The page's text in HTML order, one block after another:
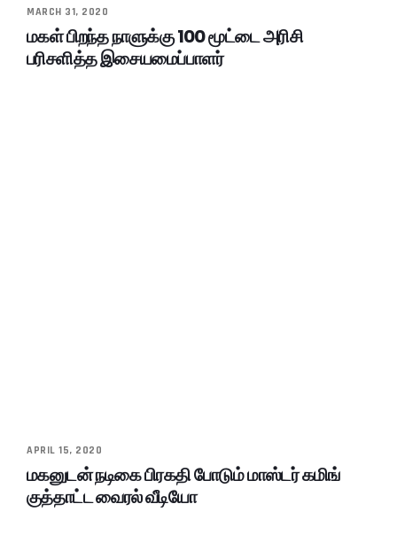
MARCH 31, 2020
மகள் பிறந்த நாளுக்கு 100 மூட்டை அரிசி
பரிசளித்த இசையமைப்பாளர்
APRIL 15, 2020
மகனுடன் நடிகை பிரகதி போடும் மாஸ்டர் கமிங்
குத்தாட்ட வைரல் வீடியோ